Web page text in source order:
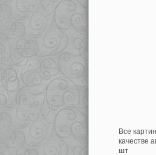
Все
качестве
шт